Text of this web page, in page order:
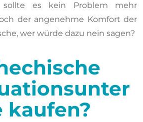
sollte es kein Problem mehr
der angenehme Komfort der
wer würde dazu nein sagen?
kaufen?